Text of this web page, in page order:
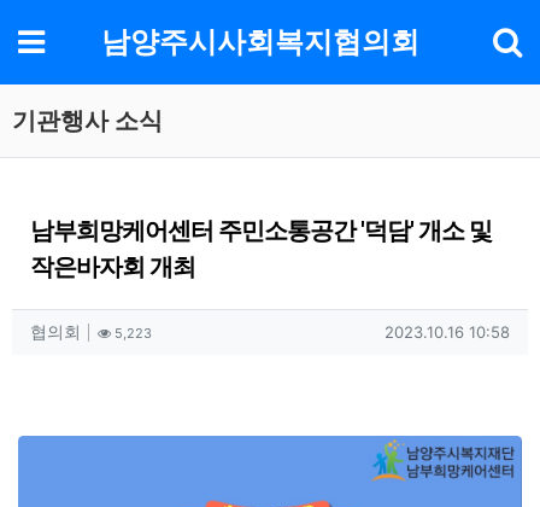
메뉴 남양주시사회복지협의회
기관행사 소식
남부희망케어센터 주민소통공간 '덕담' 개소 및
작은바자회 개최
작성자 정보
협의회 작성5,223조회 작성일
2023.10.16 10:58
본문